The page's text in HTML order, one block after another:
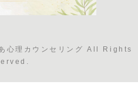
理カウンセリング All Rights